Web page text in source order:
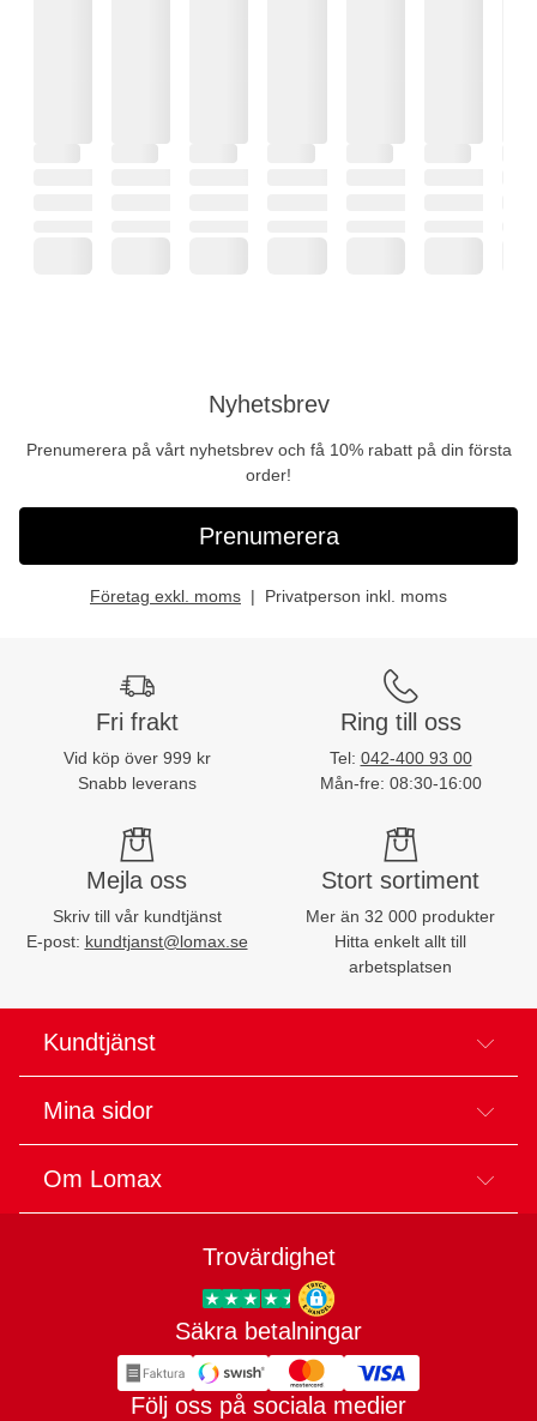
Nyhetsbrev
Prenumerera på vårt nyhetsbrev och få 10% rabatt på din första
order!
Prenumerera
Företag exkl. moms Privatperson inkl. moms
Fri frakt
Vid köp över 999 kr
Snabb leverans
Ring till oss
Tel: 042-400 93 00
Mån-fre: 08:30-16:00
Mejla oss
Skriv till vår kundtjänst
E-post: kundtjanst@lomax.se
Stort sortiment
Mer än 32 000 produkter
Hitta enkelt allt till
arbetsplatsen
Kundtjänst
Mina sidor
Om Lomax
Trovärdighet
Trygg E-handel
Säkra betalningar
Följ oss på sociala medier